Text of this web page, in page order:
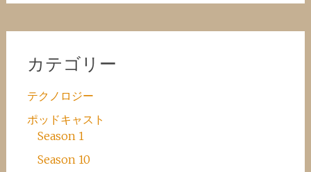
カテゴリー
テクノロジー
ポッドキャスト
Season 1
Season 10